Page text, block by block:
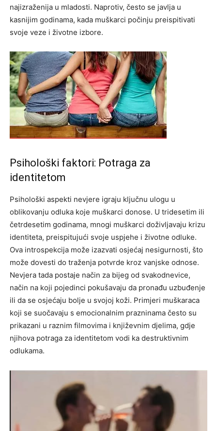
najizraženija u mladosti. Naprotiv, često se javlja u
kasnijim godinama, kada muškarci počinju preispitivati
svoje veze i životne izbore.
Psihološki faktori: Potraga za
identitetom
Psihološki aspekti nevjere igraju ključnu ulogu u
oblikovanju odluka koje muškarci donose. U tridesetim ili
četrdesetim godinama, mnogi muškarci doživljavaju krizu
identiteta, preispitujući svoje uspjehe i životne odluke.
Ova introspekcija može izazvati osjećaj nesigurnosti, što
može dovesti do traženja potvrde kroz vanjske odnose.
Nevjera tada postaje način za bijeg od svakodnevice,
način na koji pojedinci pokušavaju da pronađu uzbuđenje
ili da se osjećaju bolje u svojoj koži. Primjeri muškaraca
koji se suočavaju s emocionalnim prazninama često su
prikazani u raznim filmovima i književnim djelima, gdje
njihova potraga za identitetom vodi ka destruktivnim
odlukama.